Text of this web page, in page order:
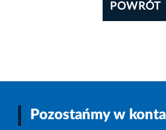
POWRÓT
Pozostańmy w